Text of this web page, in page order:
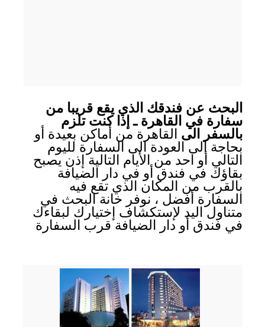
البحث عن فندقك الذي يقع قريبا من
سفارة في القاهرة ـ إذا كنت تلزم
بالسفر الى القاهرة من أماكن بعيدة أو
بحاجة الى العودة الى السفارة لليوم
التالي أو احد من الأيام التالية إذن يصبح
بقاؤك في فندق أو في دار الضيافة
بالقرب من المكان الذي تقع فيه
السفارة أفضل ، نوفر خانة البحث في
متناول اليد لإستكشاف إختيارك لبقاءك
في فندق أو دار الضيافة قرب السفارة